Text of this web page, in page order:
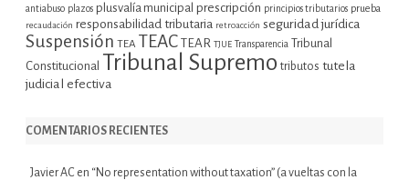
antiabuso plazos plusvalía municipal prescripción principios tributarios prueba
recaudación responsabilidad tributaria retroacción seguridad jurídica
Suspensión TEA TEAC TEAR TJUE Transparencia Tribunal
Constitucional Tribunal Supremo tributos tutela
judicial efectiva
COMENTARIOS RECIENTES
Javier AC en “No representation without taxation” (a vueltas con la